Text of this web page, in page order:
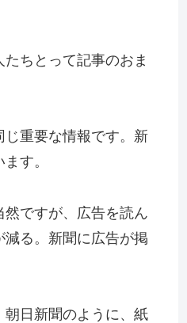
ちとって記事のおま
重要な情報です。新
す。
ですが、広告を読ん
る。新聞に広告が掲
日新聞のように、紙